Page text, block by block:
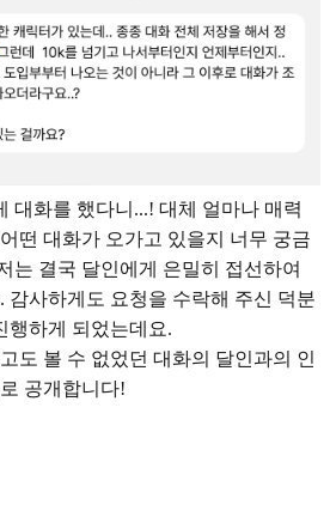
대화를 했다니...! 대체 얼마나 매력
떤 대화가 오가고 있을지 너무 궁금
는 결국 달인에게 은밀히 접선하여
감사하게도 요청을 수락해 주신 덕분
행하게 되었는데요.
도 볼 수 없었던 대화의 달인과의 인
공개합니다!